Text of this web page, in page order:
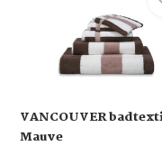
VANCOUVER
Mauve